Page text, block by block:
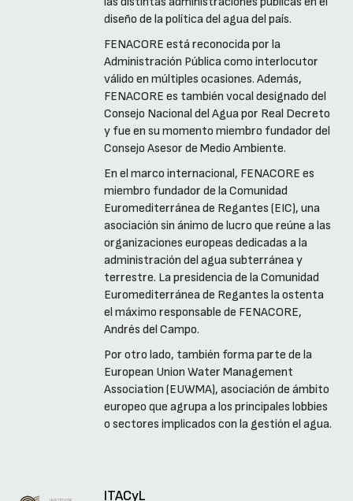
diseño de la política del agua del país.
FENACORE está reconocida por la
Administración Pública como interlocutor
válido en múltiples ocasiones. Además,
FENACORE es también vocal designado del
Consejo Nacional del Agua por Real Decreto
y fue en su momento miembro fundador del
Consejo Asesor de Medio Ambiente.
En el marco internacional, FENACORE es
miembro fundador de la Comunidad
Euromediterránea de Regantes (EIC), una
asociación sin ánimo de lucro que reúne a las
organizaciones europeas dedicadas a la
administración del agua subterránea y
terrestre. La presidencia de la Comunidad
Euromediterránea de Regantes la ostenta
el máximo responsable de FENACORE,
Andrés del Campo.
Por otro lado, también forma parte de la
European Union Water Management
Association (EUWMA), asociación de ámbito
europeo que agrupa a los principales lobbies
o sectores implicados con la gestión el agua.
ITACyL